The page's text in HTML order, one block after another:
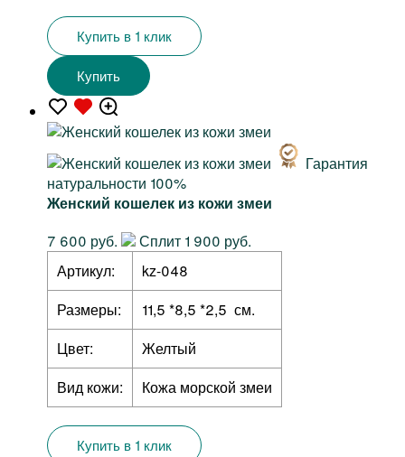
Купить в 1 клик
Купить
Гарантия
натуральности 100%
Женский кошелек из кожи змеи
7 600 руб.
Сплит 1 900 руб.
Артикул:
kz-048
Размеры:
11,5 *8,5 *2,5 см.
Цвет:
Желтый
Вид кожи:
Кожа морской змеи
Купить в 1 клик